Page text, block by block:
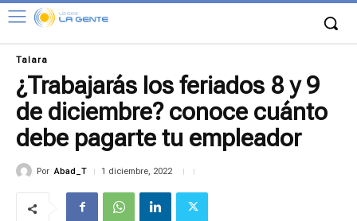
Talara
¿Trabajarás los feriados 8 y 9
de diciembre? conoce cuánto
debe pagarte tu empleador
Por Abad_T 1 diciembre, 2022